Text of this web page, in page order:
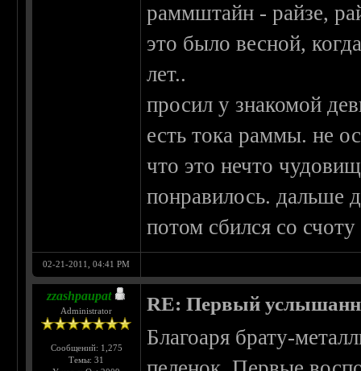
раммштайн - райзе,
это было весной,
лет..
просил у знакомой
есть тока раммы. не
что это нечто
понравилось. дальше
потом сбился со
02-21-2011, 04:41 PM
zzashpaupat
Administrator
Сообщений: 1,275
Темы: 31
RE: Первый
Благоаря брату-